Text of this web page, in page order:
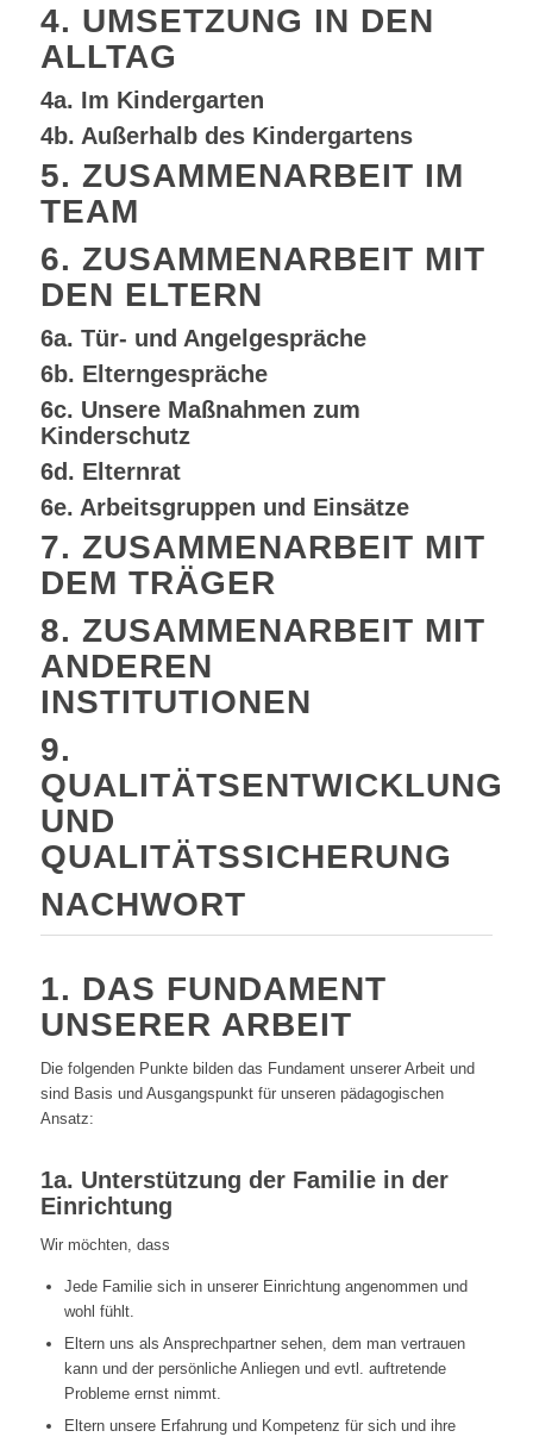
4. UMSETZUNG IN DEN
ALLTAG
4a. Im Kindergarten
4b. Außerhalb des Kindergartens
5. ZUSAMMENARBEIT IM
TEAM
6. ZUSAMMENARBEIT MIT
DEN ELTERN
6a. Tür- und Angelgespräche
6b. Elterngespräche
6c. Unsere Maßnahmen zum
Kinderschutz
6d. Elternrat
6e. Arbeitsgruppen und Einsätze
7. ZUSAMMENARBEIT MIT
DEM TRÄGER
8. ZUSAMMENARBEIT MIT
ANDEREN
INSTITUTIONEN
9.
QUALITÄTSENTWICKLUNG
UND
QUALITÄTSSICHERUNG
NACHWORT
1. DAS FUNDAMENT
UNSERER ARBEIT
Die folgenden Punkte bilden das Fundament unserer Arbeit und
sind Basis und Ausgangspunkt für unseren pädagogischen
Ansatz:
1a. Unterstützung der Familie in der
Einrichtung
Wir möchten, dass
Jede Familie sich in unserer Einrichtung angenommen und
wohl fühlt.
Eltern uns als Ansprechpartner sehen, dem man vertrauen
kann und der persönliche Anliegen und evtl. auftretende
Probleme ernst nimmt.
Eltern unsere Erfahrung und Kompetenz für sich und ihre